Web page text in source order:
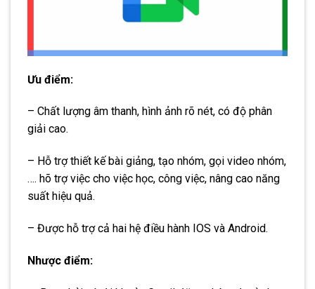
Ưu điểm:
– Chất lượng âm thanh, hình ảnh rõ nét, có độ phân
giải cao.
– Hỗ trợ thiết kế bài giảng, tạo nhóm, gọi video nhóm,
…. hõ trợ việc cho việc học, công việc, nâng cao năng
suất hiệu quả.
– Được hỗ trợ cả hai hệ điều hành IOS và Android.
Nhược điểm: